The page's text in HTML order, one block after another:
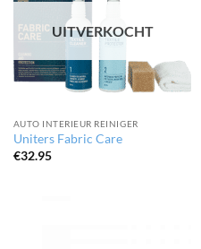
UITVERKOCHT
AUTO INTERIEUR REINIGER
Uniters Fabric Care
€32.95